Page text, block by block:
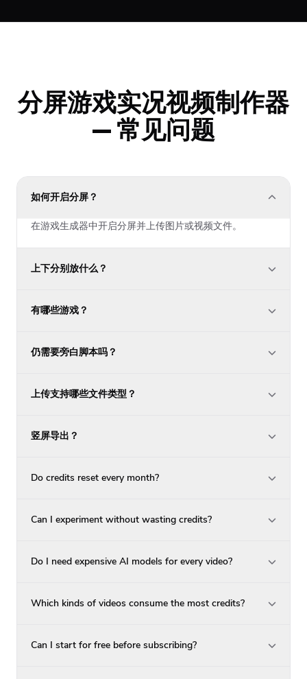
分屏游戏实况视频制作器
— 常见问题
如何开启分屏？
在游戏生成器中开启分屏并上传图片或视频文件。
上下分别放什么？
有哪些游戏？
仍需要旁白脚本吗？
上传支持哪些文件类型？
竖屏导出？
Do credits reset every month?
Can I experiment without wasting credits?
Do I need expensive AI models for every video?
Which kinds of videos consume the most credits?
Can I start for free before subscribing?